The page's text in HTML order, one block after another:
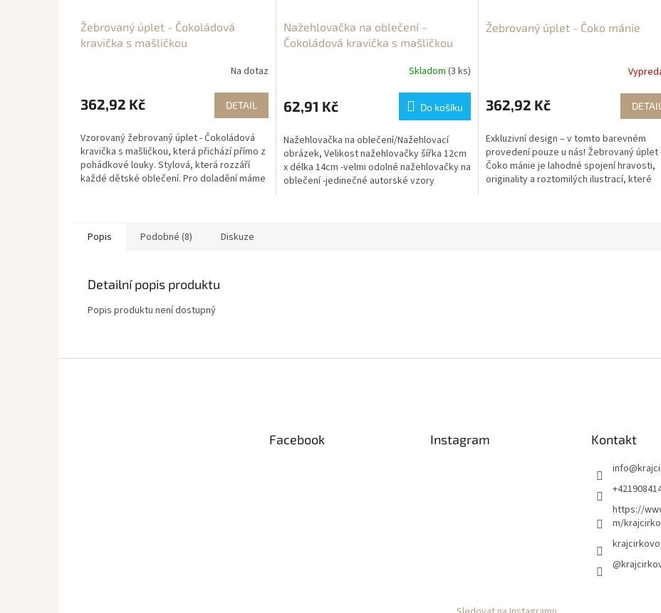
Žebrovaný úplet - Čokoládová
kravička s mašličkou
Na dotaz
362,92 Kč DETAIL
Vzorovaný žebrovaný úplet - Čokoládová
kravička s mašličkou, která přichází přímo z
pohádkové louky. Stylová, která rozzáří
každé dětské oblečení. Pro doladění máme
Nažehlovačka na oblečení -
Čokoládová kravička s mašličkou
Skladom (3 ks)
62,91 Kč Do košíku
Nažehlovačka na oblečení/Nažehlovací
obrázek, Velikost nažehlovačky šířka 12cm
x délka 14cm -velmi odolné nažehlovačky na
oblečení -jedinečné autorské vzory
Žebrovaný úplet - Čoko mánie
362,92 Kč DETAIL
Exkluzivní design – v tomto barevném
provedení pouze u nás! Žebrovaný úplet
Čoko mánie je lahodné spojení hravosti,
originality a roztomilých ilustrací, které
Popis Podobné (8) Diskuze
Detailní popis produktu
Popis produktu není dostupný
Facebook Instagram Kontakt
info@
https://
m/